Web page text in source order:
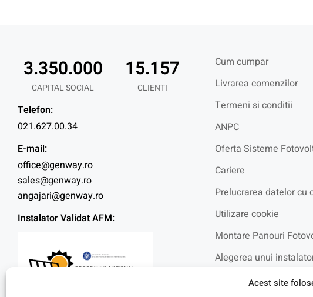
Acest site
CAPITAL SOCIAL
3.350.000
CLIENTI
15.157
Telefon:
021.627.00.34
E-mail:
office@genway.ro
sales@genway.ro
angajari@genway.ro
Instalator Validat AFM:
Cum cumpar
Livrarea comenzilor
Termeni si conditii
ANPC
Oferta Sisteme
Cariere
Prelucrarea datelor cu
Utilizare cookie
Montare Panouri
Alegerea unui
Intrebari frecvente